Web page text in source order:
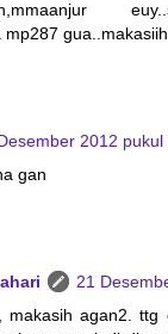
mp287
2012 pukul
gan
21
makasih agan2.